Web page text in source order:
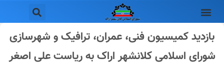
بازدید کمیسیون فنی، عمران، ترافیک و شهرسازی
شورای اسلامی کلانشهر اراک به ریاست علی اصغر